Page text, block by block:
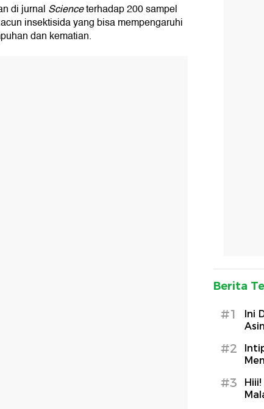
di jurnal Scienceterhadap 200 sampel
insektisida yang bisa mempengaruhi
dan kematian.
Berita
#1
Ini
#2
#3